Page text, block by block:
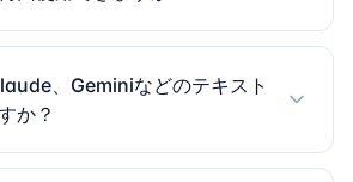
録されることはありません。貼り
は一切アクセスできません。
制限です。1日の制限もありませ
何度でもテキストをクリーニン
唯一の制限は1回あたり500文字で
、Geminiなどのテキスト
か？
透かしを使用するすべてのAIの